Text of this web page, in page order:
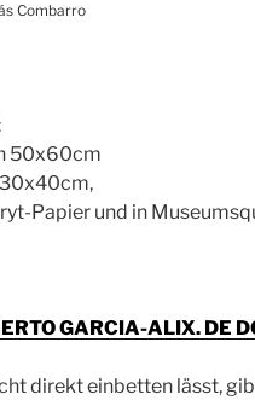
Combarro
50x60cm
Papier und in
GARCIA-ALIX. DE
direkt einbetten lässt,